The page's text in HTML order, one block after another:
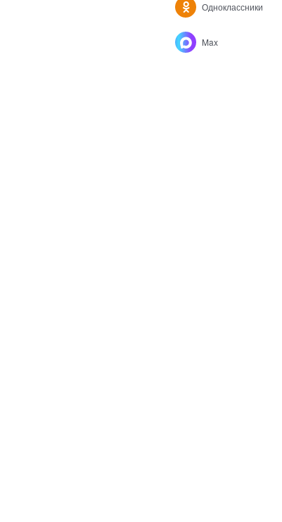
Одноклассники
Max